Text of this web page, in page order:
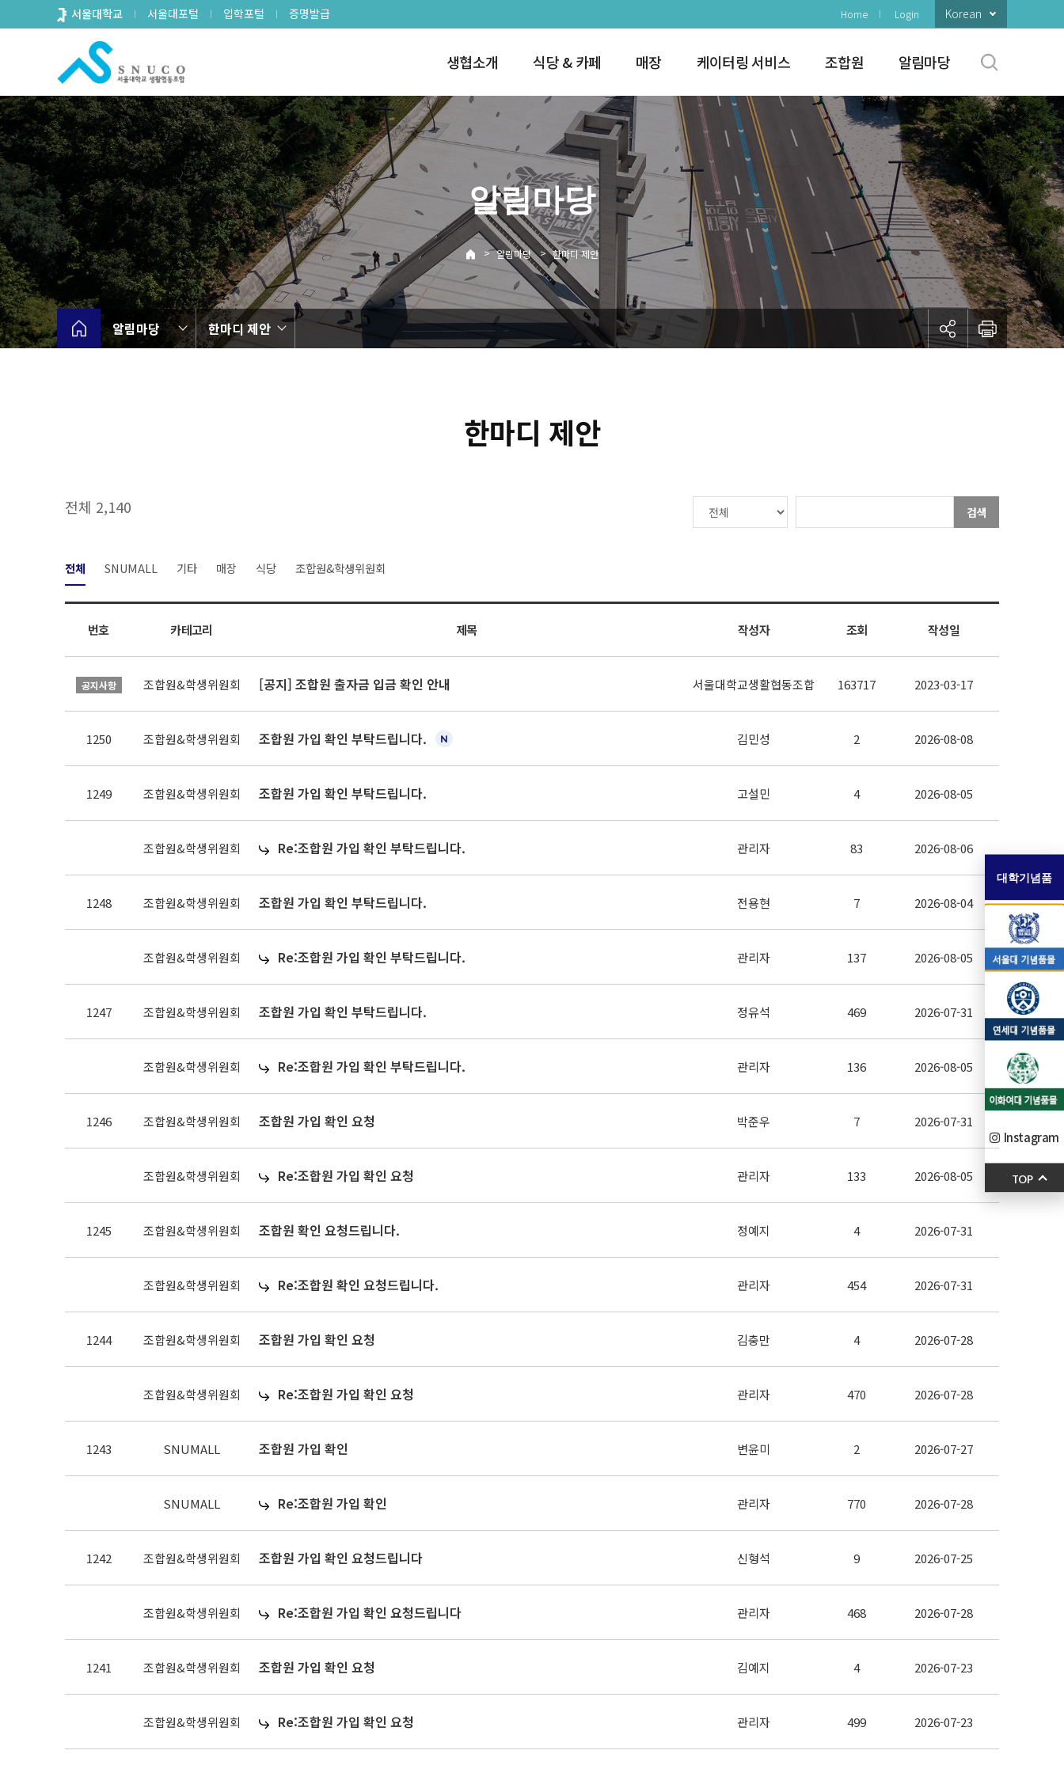
로
뉴
서울대학교 서울대포털 입학포털 증명발급 Home Login Korean
생협소개 식당 & 카페 매장 케이터링 서비스 조합원 알림마당
알림마당
> 알림마당 > 한마디 제안
알림마당 한마디 제안
한마디 제안
전체 2,140 검색
전체 SNUMALL 기타 매장 식당 조합원&학생위원회
번호 카테고리 제목 작성자 조회 작성일
공지사항 조합원&학생위원회 [공지] 조합원 출자금 입금 확인 안내 서울대학교생활협동조합 163717 2023-03-17
1250 조합원&학생위원회 조합원 가입 확인 부탁드립니다. 김민성 2 2026-08-08
1249 조합원&학생위원회 조합원 가입 확인 부탁드립니다. 고설민 4 2026-08-05
조합원&학생위원회 Re:조합원 가입 확인 부탁드립니다. 관리자 83 2026-08-06
1248 조합원&학생위원회 조합원 가입 확인 부탁드립니다. 전용현 7 2026-08-04
조합원&학생위원회 Re:조합원 가입 확인 부탁드립니다. 관리자 137 2026-08-05
1247 조합원&학생위원회 조합원 가입 확인 부탁드립니다. 정유석 469 2026-07-31
조합원&학생위원회 Re:조합원 가입 확인 부탁드립니다. 관리자 136 2026-08-05
1246 조합원&학생위원회 조합원 가입 확인 요청 박준우 7 2026-07-31
조합원&학생위원회 Re:조합원 가입 확인 요청 관리자 133 2026-08-05
1245 조합원&학생위원회 조합원 확인 요청드립니다. 정예지 4 2026-07-31
조합원&학생위원회 Re:조합원 확인 요청드립니다. 관리자 454 2026-07-31
1244 조합원&학생위원회 조합원 가입 확인 요청 김충만 4 2026-07-28
조합원&학생위원회 Re:조합원 가입 확인 요청 관리자 470 2026-07-28
1243 SNUMALL 조합원 가입 확인 변윤미 2 2026-07-27
SNUMALL Re:조합원 가입 확인 관리자 770 2026-07-28
1242 조합원&학생위원회 조합원 가입 확인 요청드립니다 신형석 9 2026-07-25
조합원&학생위원회 Re:조합원 가입 확인 요청드립니다 관리자 468 2026-07-28
1241 조합원&학생위원회 조합원 가입 확인 요청 김예지 4 2026-07-23
조합원&학생위원회 Re:조합원 가입 확인 요청 관리자 499 2026-07-23
대학기념품
Instagram
TOP